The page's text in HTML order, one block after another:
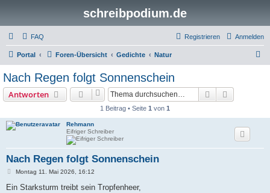
schreibpodium.de
FAQ Anmelden
Registrieren
Portal Foren-Übersicht Gedichte Natur
Nach Regen folgt Sonnenschein
Antworten Suche
1 Beitrag • Seite 1 von 1
Rehmann
Eifriger Schreiber
Nach Regen folgt Sonnenschein
B
i
Montag 11. Mai 2026, 16:12
Ein Starksturm treibt sein Tropfenheer,